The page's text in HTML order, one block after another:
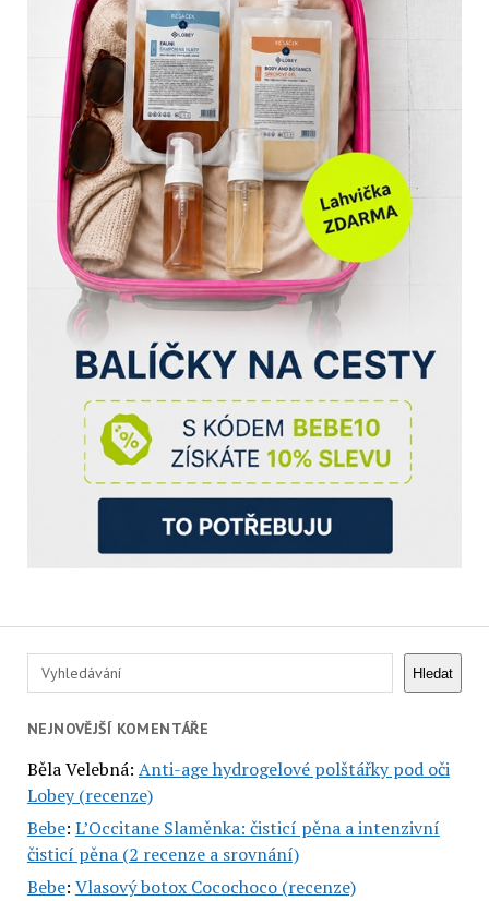
Hledat Hledat
NEJNOVĚJŠÍ KOMENTÁŘE
Běla Velebná: Anti-age hydrogelové polštářky pod oči
Lobey (recenze)
Bebe: L’Occitane Slaměnka: čisticí pěna a intenzivní
čisticí pěna (2 recenze a srovnání)
Bebe: Vlasový botox Cocochoco (recenze)